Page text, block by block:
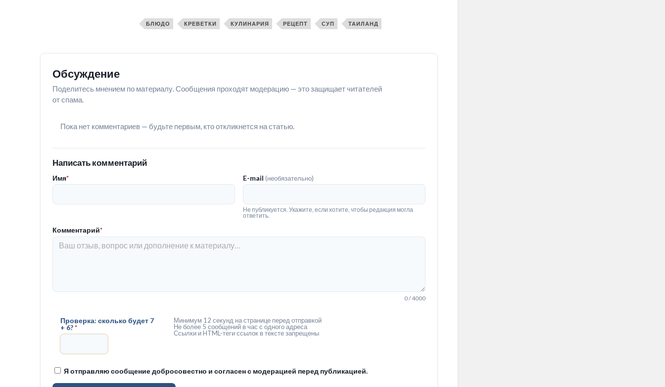
БЛЮДО КРЕВЕТКИ КУЛИНАРИЯ РЕЦЕПТ СУП ТАИЛАНД
Обсуждение
Поделитесь мнением по материалу. Сообщения проходят модерацию — это защищает читателей
от спама.
Пока нет комментариев — будьте первым, кто откликнется на статью.
Написать комментарий
Имя* E-mail (необязательно)
Не публикуется. Укажите, если хотите, чтобы редакция могла
ответить.
Комментарий*
0 / 4000
Проверка: сколько будет 7
+ 6?*
Минимум 12 секунд на странице перед отправкой
Не более 5 сообщений в час с одного адреса
Ссылки и HTML-теги ссылок в тексте запрещены
Я отправляю сообщение добросовестно и согласен с модерацией перед публикацией.